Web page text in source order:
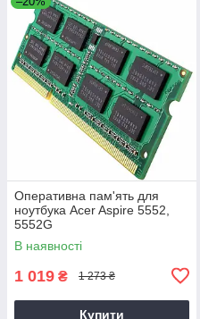
Оперативна пам'ять для
ноутбука Acer Aspire 5552,
5552G
В наявності
1 019 ₴ 1 273 ₴
Купити